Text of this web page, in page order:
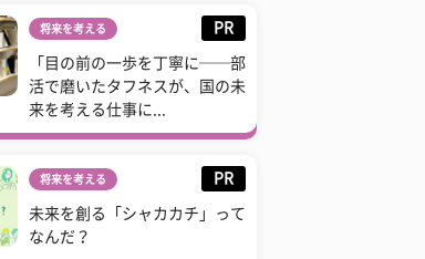
将来を考える PR
「目の前の一歩を丁寧に──部
活で磨いたタフネスが、国の未
来を考える仕事に...
将来を考える PR
未来を創る「シャカカチ」って
なんだ？